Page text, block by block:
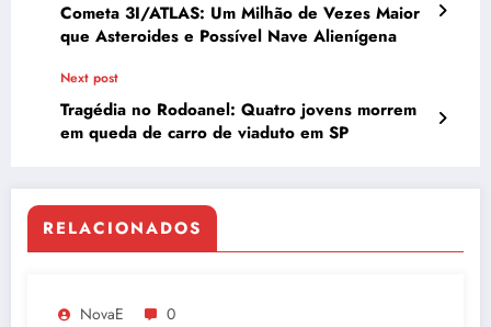
Cometa 3I/ATLAS: Um Milhão de Vezes Maior
que Asteroides e Possível Nave Alienígena
Next post
Tragédia no Rodoanel: Quatro jovens morrem
em queda de carro de viaduto em SP
RELACIONADOS
NovaE 0